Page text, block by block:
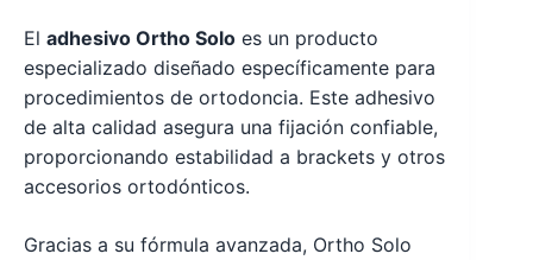
El adhesivo Ortho Solo es un producto
especializado diseñado específicamente para
procedimientos de ortodoncia. Este adhesivo
de alta calidad asegura una fijación confiable,
proporcionando estabilidad a brackets y otros
accesorios ortodónticos.
Gracias a su fórmula avanzada, Ortho Solo